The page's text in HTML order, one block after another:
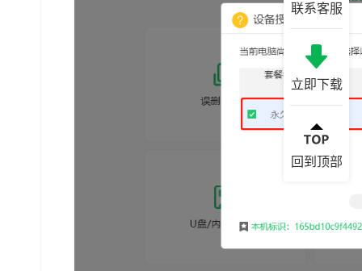
联系客服
立即下载
回到顶部